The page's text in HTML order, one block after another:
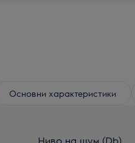
Основни характеристики
Ниво на шум (Db)